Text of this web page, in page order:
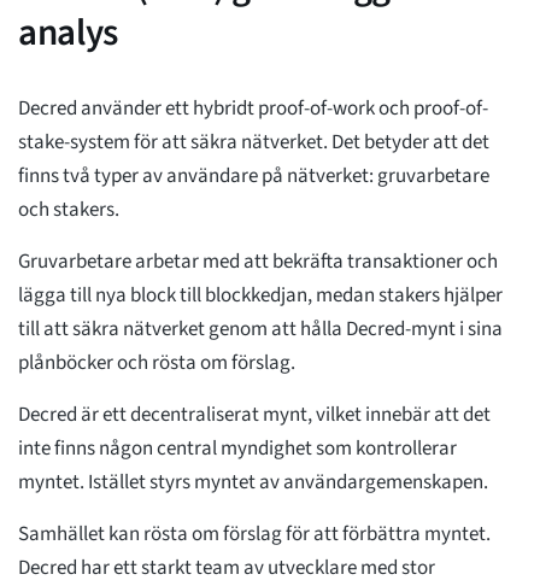
analys
Decred använder ett hybridt proof-of-work och proof-of-
stake-system för att säkra nätverket. Det betyder att det
finns två typer av användare på nätverket: gruvarbetare
och stakers.
Gruvarbetare arbetar med att bekräfta transaktioner och
lägga till nya block till blockkedjan, medan stakers hjälper
till att säkra nätverket genom att hålla Decred-mynt i sina
plånböcker och rösta om förslag.
Decred är ett decentraliserat mynt, vilket innebär att det
inte finns någon central myndighet som kontrollerar
myntet. Istället styrs myntet av användargemenskapen.
Samhället kan rösta om förslag för att förbättra myntet.
Decred har ett starkt team av utvecklare med stor